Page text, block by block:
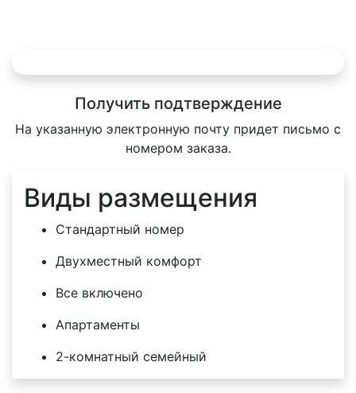
Получить подтверждение
На указанную электронную почту придет письмо с
номером заказа.
Виды размещения
Стандартный номер
Двухместный комфорт
Все включено
Апартаменты
2-комнатный семейный